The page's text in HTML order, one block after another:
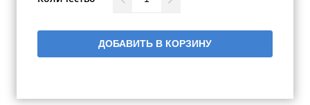
ДОБАВИТЬ В КОРЗИНУ